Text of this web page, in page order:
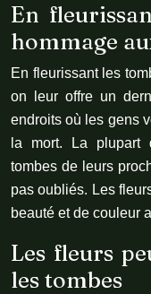
En
hommage
En fleurissant les
on leur offre un
endroits où les gens
la mort. La plupart
tombes de leurs
pas oubliés. Les
beauté et de couleur
Les fleurs
les tombes